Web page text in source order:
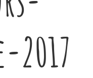
2017